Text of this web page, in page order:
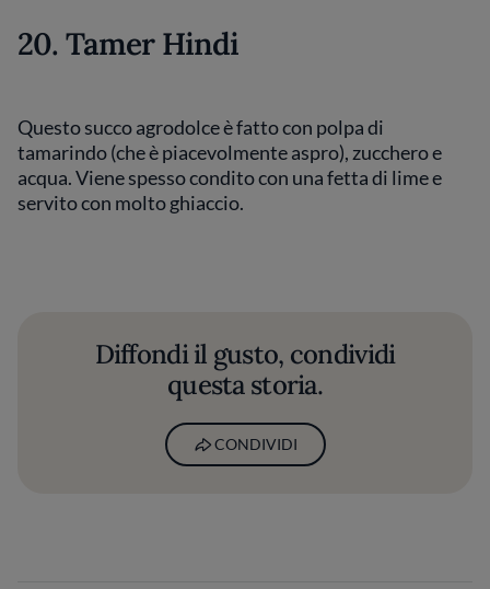
20. Tamer Hindi
Questo succo agrodolce è fatto con polpa di
tamarindo (che è piacevolmente aspro), zucchero e
acqua. Viene spesso condito con una fetta di lime e
servito con molto ghiaccio.
Diffondi il gusto, condividi
questa storia.
CONDIVIDI